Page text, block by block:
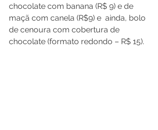
chocolate com banana (R$ 9) e de
maçã com canela (R$9) e  ainda, bolo
de cenoura com cobertura de
chocolate (formato redondo – R$ 15).